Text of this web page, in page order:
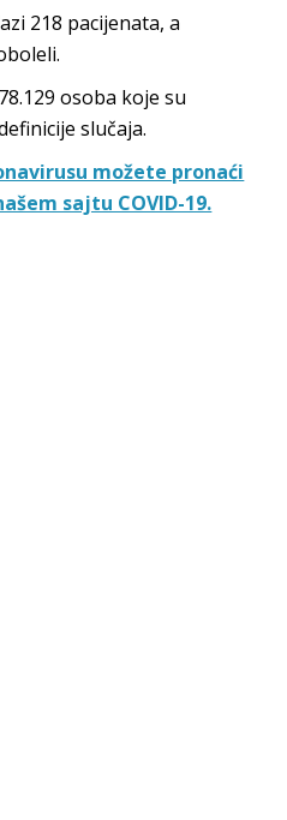
218 pacijenata, a
osoba koje su
slučaja.
možete pronaći
sajtu COVID-19.